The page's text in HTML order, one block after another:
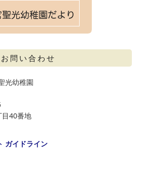
お問い合わせ
光幼稚園
40番地
ガイドライン